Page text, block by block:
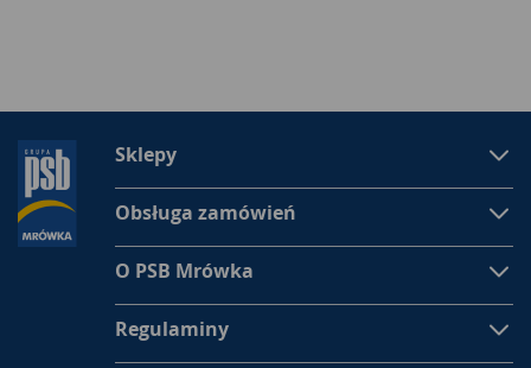
Sklepy
Obsługa zamówień
O PSB Mrówka
Regulaminy